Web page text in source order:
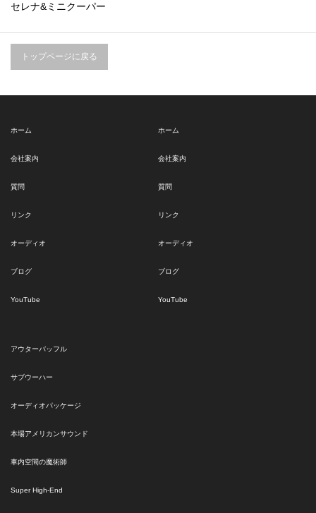
セレナ&ミニクーパー
トップページに戻る
ホーム
会社案内
質問
リンク
オーディオ
ブログ
YouTube
ホーム
会社案内
質問
リンク
オーディオ
ブログ
YouTube
アウターバッフル
サブウーハー
オーディオパッケージ
本場アメリカンサウンド
車内空間の魔術師
Super High-End